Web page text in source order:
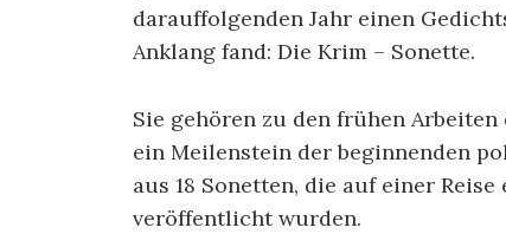
darauffolgenden Jahr einen
Anklang fand: Die Krim – Sonette.
Sie gehören zu den frühen
ein Meilenstein der beginnenden
aus 18 Sonetten, die auf einer
veröffentlicht wurden.